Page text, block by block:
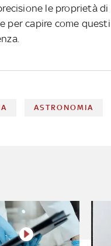
le proprietà di
per capire come questi
ASTRONOMIA